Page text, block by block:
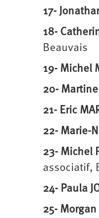
17-
18-
Beauvais
19- Michel
20- Martine
21- Eric
22- Marie-
23- Michel
associatif,
24- Paula
25- Morgan